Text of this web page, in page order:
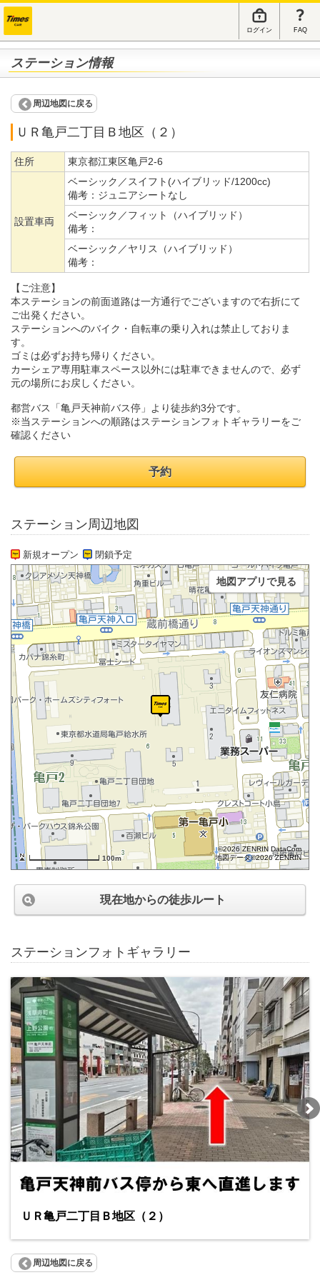
ログイン FAQ
ステーション情報
周辺地図に戻る
ＵＲ亀戸二丁目Ｂ地区（２）
住所 東京都江東区亀戸2-6
設置車両
ベーシック／スイフト(ハイブリッド/1200cc)
備考： ジュニアシートなし
ベーシック／フィット（ハイブリッド）
備考：
ベーシック／ヤリス（ハイブリッド）
備考：
【ご注意】
本ステーションの前面道路は一方通行でございますので右折にて
ご出発ください。
ステーションへのバイク・自転車の乗り入れは禁止しておりま
す。
ゴミは必ずお持ち帰りください。
カーシェア専用駐車スペース以外には駐車できませんので、必ず
元の場所にお戻しください。
都営バス「亀戸天神前バス停」より徒歩約3分です。
※当ステーションへの順路はステーションフォトギャラリーをご
確認ください
予約
ステーション周辺地図
新規オープン 閉鎖予定
100m
©2026 ZENRIN DataCom
地図データ©2026 ZENRIN
地図アプリで見る
現在地からの徒歩ルート
ステーションフォトギャラリー
ＵＲ亀戸二丁目Ｂ地区（２）
周辺地図に戻る